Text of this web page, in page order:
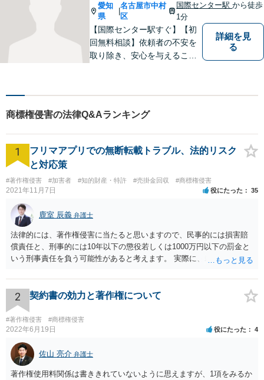
愛知
県
名古屋市中村
区
国際センター駅から徒歩
1分
【国際センター駅すぐ】【初
回無料相談】依頼者の不安を
取り除き、安心を与えること
をします。独自の専門家ネッ
な手続きに努めます。【ビデ
オ面談可】
詳細を見
る
商標権侵害の法律Q&Aランキング
1
フリマアプリでの無断転載トラブル、法的リスク
と対応策
#著作権侵害 #加害者 #知的財産・特許 #売掛金回収 #商標権侵害
2021年11月7日 役にたった 35
鹿室 辰義 弁護士
法律的には、著作権侵害に当たると思いますので、民事的には損害賠
償責任と、刑事的には10年以下の懲役若しくは1000万円以下の罰金と
いう刑事責任を負う可能性があると考えます。 実際に、裁判になった
受理すると、取調べ等の捜査が行われる可能性があります。 そして、
刑事責任を軽くするためには、被害弁償等を行う必要があります。 今
後の対応としては、まずは、弁護士に相談するのが良いと思います。
2 契約書の効力と著作権について
#著作権侵害 #商標権侵害
2022年6月19日 役にたった 4
佐山 亮介 弁護士
著作権使用料関係は書ききれていないように思えますが、1項をみるか